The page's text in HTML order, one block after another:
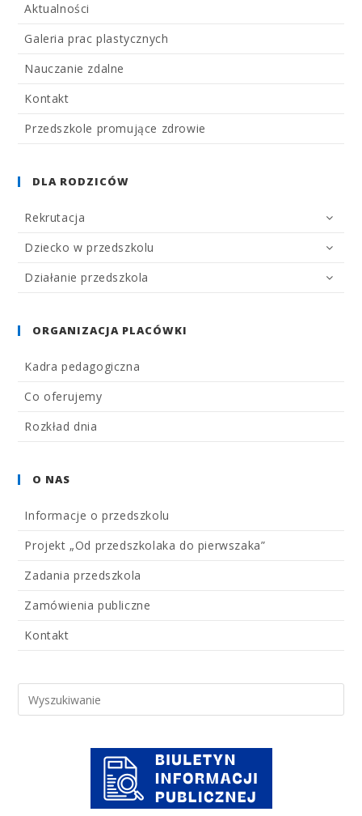
Aktualności
Galeria prac plastycznych
Nauczanie zdalne
Kontakt
Przedszkole promujące zdrowie
DLA RODZICÓW
Rekrutacja
Dziecko w przedszkolu
Działanie przedszkola
ORGANIZACJA PLACÓWKI
Kadra pedagogiczna
Co oferujemy
Rozkład dnia
O NAS
Informacje o przedszkolu
Projekt „Od przedszkolaka do pierwszaka”
Zadania przedszkola
Zamówienia publiczne
Kontakt